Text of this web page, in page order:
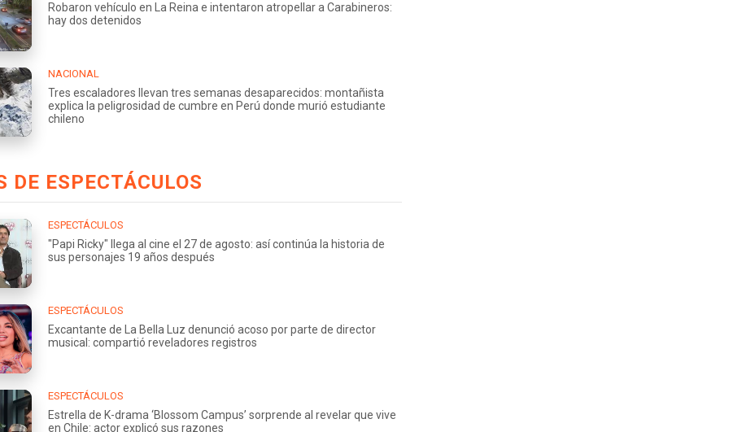
Robaron vehículo en La Reina e intentaron atropellar a Carabineros:
hay dos detenidos
NACIONAL
Tres escaladores llevan tres semanas desaparecidos: montañista
explica la peligrosidad de cumbre en Perú donde murió estudiante
chileno
DE ESPECTÁCULOS
ESPECTÁCULOS
"Papi Ricky" llega al cine el 27 de agosto: así continúa la historia de
sus personajes 19 años después
ESPECTÁCULOS
Excantante de La Bella Luz denunció acoso por parte de director
musical: compartió reveladores registros
ESPECTÁCULOS
Estrella de K-drama ‘Blossom Campus’ sorprende al revelar que vive
en Chile: actor explicó sus razones